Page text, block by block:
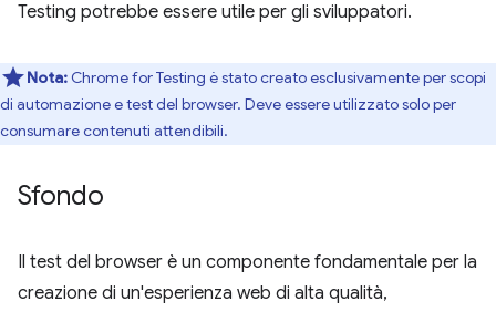
Testing potrebbe essere utile per gli sviluppatori.
Nota: Chrome for Testing è stato creato esclusivamente per scopi
di automazione e test del browser. Deve essere utilizzato solo per
consumare contenuti attendibili.
Sfondo
Il test del browser è un componente fondamentale per la
creazione di un'esperienza web di alta qualità,